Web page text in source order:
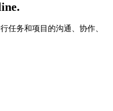
任务和项目的沟通、协作、